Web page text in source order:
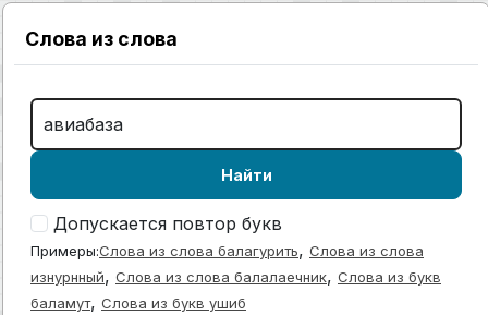
Слова из слова
Найти
Допускается повтор букв
Примеры:Слова из слова балагурить, Слова из слова
изнурнный, Слова из слова балалаечник, Слова из букв
баламут, Слова из букв ушиб